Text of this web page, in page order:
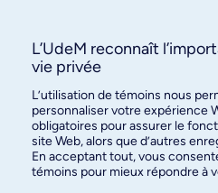
À propos / Nous joindre
L’UdeM reconnaît
vie privée
L’utilisation de témoins nous
personnaliser votre expérience
obligatoires pour assurer le
site Web, alors que d’autres
En acceptant tout, vous
témoins pour mieux répondre à